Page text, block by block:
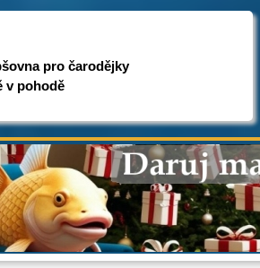
pro čarodějky
v pohodě